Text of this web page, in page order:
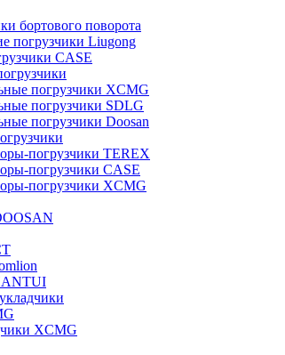
бортового поворота
погрузчики Liugong
CASE
погрузчики XCMG
погрузчики SDLG
погрузчики Doosan
погрузчики TEREX
погрузчики CASE
погрузчики XCMG
XCMG